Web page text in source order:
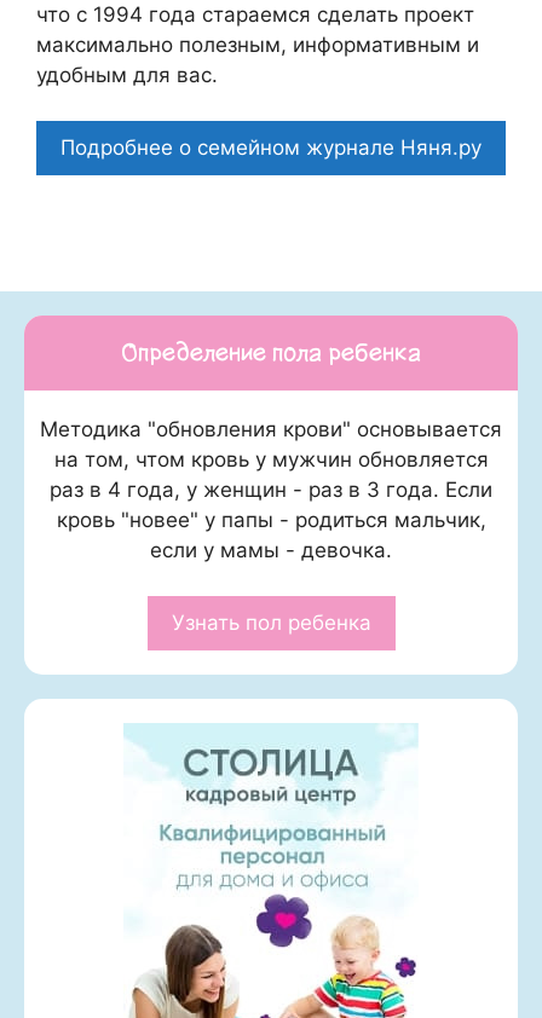
что c 1994 года стараемся сделать проект
максимально полезным, информативным и
удобным для вас.
Подробнее о семейном журнале Няня.ру
Определение пола ребенка
Методика "обновления крови" основывается
на том, чтом кровь у мужчин обновляется
раз в 4 года, у женщин - раз в 3 года. Если
кровь "новее" у папы - родиться мальчик,
если у мамы - девочка.
Узнать пол ребенка